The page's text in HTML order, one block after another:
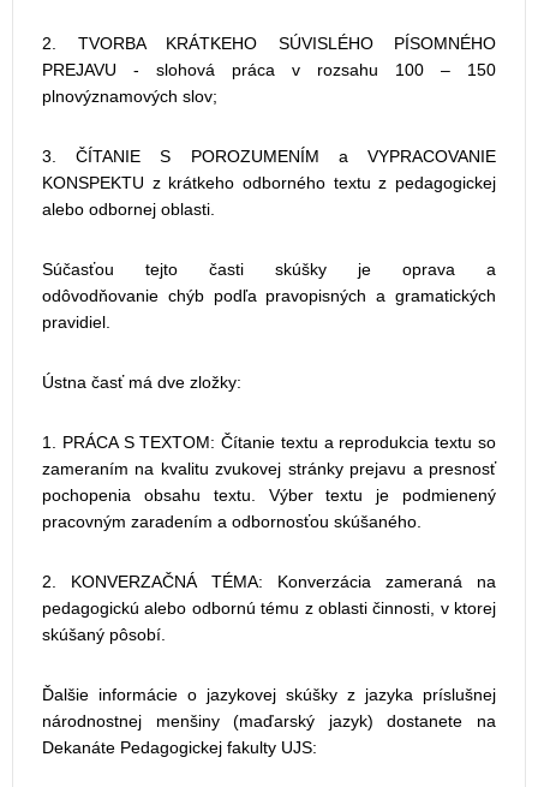
2. TVORBA KRÁTKEHO SÚVISLÉHO PÍSOMNÉHO
PREJAVU - slohová práca v rozsahu 100 – 150
plnovýznamových slov;
3. ČÍTANIE S POROZUMENÍM a VYPRACOVANIE
KONSPEKTU z krátkeho odborného textu z pedagogickej
alebo odbornej oblasti.
Súčasťou tejto časti skúšky je oprava a
odôvodňovanie chýb podľa pravopisných a gramatických
pravidiel.
Ústna časť má dve zložky:
1. PRÁCA S TEXTOM: Čítanie textu a reprodukcia textu so
zameraním na kvalitu zvukovej stránky prejavu a presnosť
pochopenia obsahu textu. Výber textu je podmienený
pracovným zaradením a odbornosťou skúšaného.
2. KONVERZAČNÁ TÉMA: Konverzácia zameraná na
pedagogickú alebo odbornú tému z oblasti činnosti, v ktorej
skúšaný pôsobí.
Ďalšie informácie o jazykovej skúšky z jazyka príslušnej
národnostnej menšiny (maďarský jazyk) dostanete na
Dekanáte Pedagogickej fakulty UJS: